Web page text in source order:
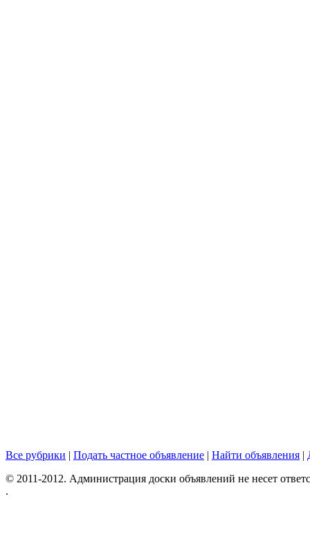
Все рубрики | Подать частное объявление | Найти объявления |
© 2011-2012. Администрация доски объявлений не несет
.